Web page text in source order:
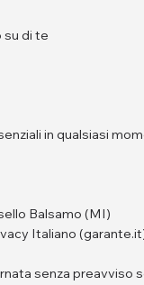
su di te
in qualsiasi
Balsamo (MI)
Italiano
senza preavviso